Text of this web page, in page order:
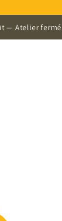
fermé du